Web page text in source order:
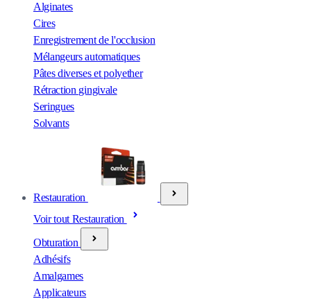
Alginates
Cires
Enregistrement de l'occlusion
Mélangeurs automatiques
Pâtes diverses et polyether
Rétraction gingivale
Seringues
Solvants
Restauration
Voir tout Restauration
Obturation
Adhésifs
Amalgames
Applicateurs